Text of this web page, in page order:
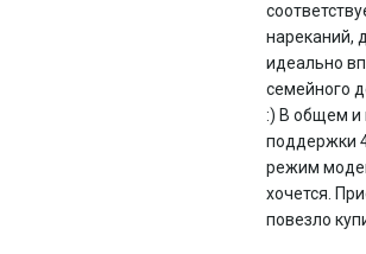
нареканий,
идеально
семейного
:) В общем и
поддержки
режим
хочется.
повезло